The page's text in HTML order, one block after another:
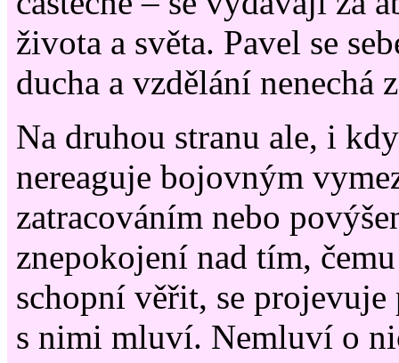
života a světa. Pavel se
ducha a vzdělání nenechá
Na druhou stranu ale, i
nereaguje bojovným
zatracováním nebo
znepokojení nad tím,
schopní věřit, se projevuje
s nimi mluví. Nemluví o